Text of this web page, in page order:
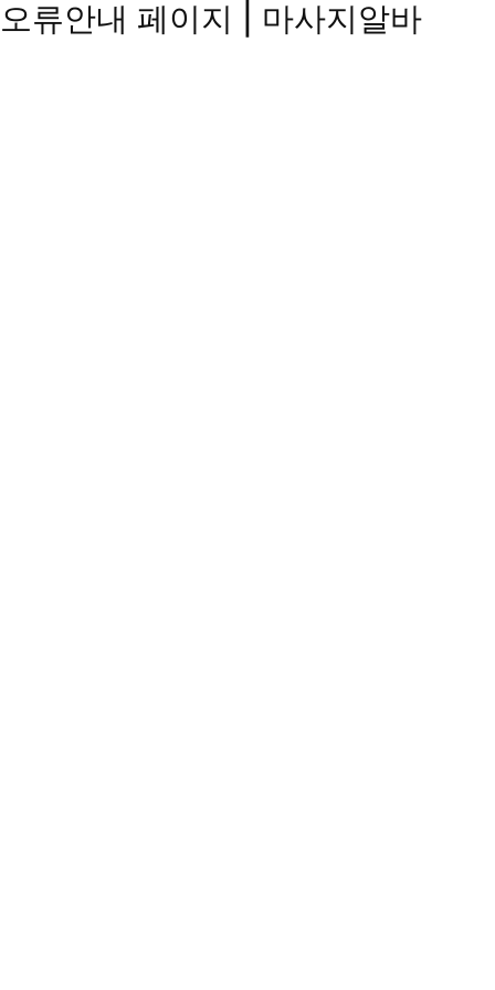
오류안내 페이지 | 마사지알바